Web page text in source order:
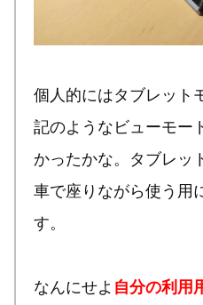
個人的にはタブレット
記のようなビューモー
かったかな。タブレッ
車で座りながら使う用
す。
なんにせよ 自分の利用